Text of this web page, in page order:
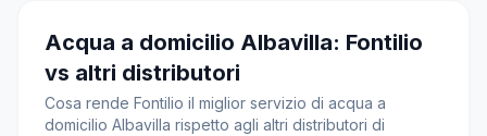
Acqua a domicilio Albavilla: Fontilio
vs altri distributori
Cosa rende Fontilio il miglior servizio di acqua a
domicilio Albavilla rispetto agli altri distributori di